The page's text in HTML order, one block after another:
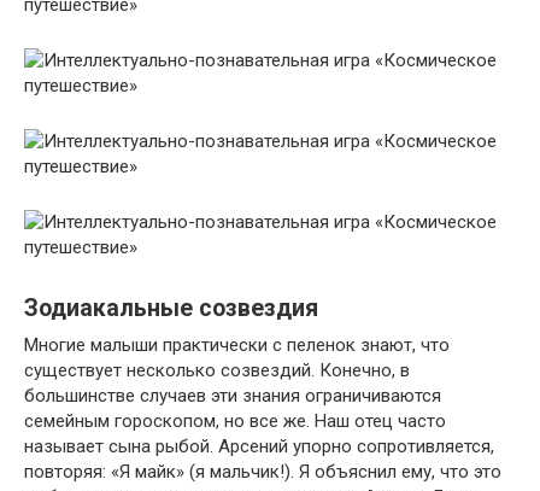
Зодиакальные созвездия
Многие малыши практически с пеленок знают, что
существует несколько созвездий. Конечно, в
большинстве случаев эти знания ограничиваются
семейным гороскопом, но все же. Наш отец часто
называет сына рыбой. Арсений упорно сопротивляется,
повторяя: «Я майк» (я мальчик!). Я объяснил ему, что это